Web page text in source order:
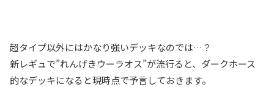
超タイプ以外にはかなり強いデッキなのでは…？
新レギュで”れんげきウーラオス”が流行ると、ダークホース
的なデッキになると現時点で予言しておきます。